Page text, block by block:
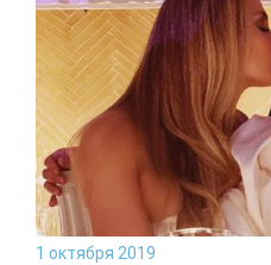
1 октября 2019